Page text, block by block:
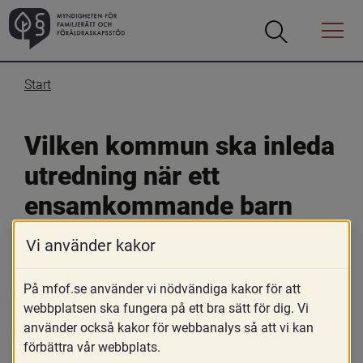
Öppna
Öppna
Menyn
Start
Vilken kommun ska inleda
utredning när ett
ensamkommande barn
inte är folkbokfört?
20 december 2019
Skriv ut
Av Myndigheten för familjerätt och föräldraskapsstöds
Vi använder kakor
På mfof.se använder vi nödvändiga kakor för att
webbplatsen ska fungera på ett bra sätt för dig. Vi
använder också kakor för webbanalys så att vi kan
förbättra vår webbplats.